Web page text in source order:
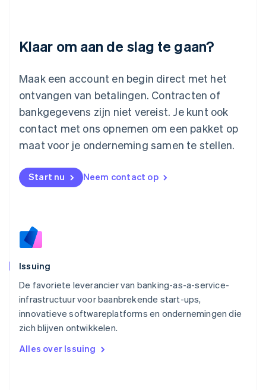
Klaar om aan de slag te gaan?
Maak een account en begin direct met het
ontvangen van betalingen. Contracten of
bankgegevens zijn niet vereist. Je kunt ook
contact met ons opnemen om een pakket op
maat voor je onderneming samen te stellen.
Start nu Neem contact op
Issuing
De favoriete leverancier van banking-as-a-service-
infrastructuur voor baanbrekende start-ups,
innovatieve softwareplatforms en ondernemingen die
zich blijven ontwikkelen.
Alles over Issuing
English
Français English
Maleisië
English 简体中文
Malta
English
EspañolEnglish
Nederlands English
Nieuw-Zeeland
Oostenrijk
Deutsch
English
Portugal
Roemenië
English
Singapore
Slovenië